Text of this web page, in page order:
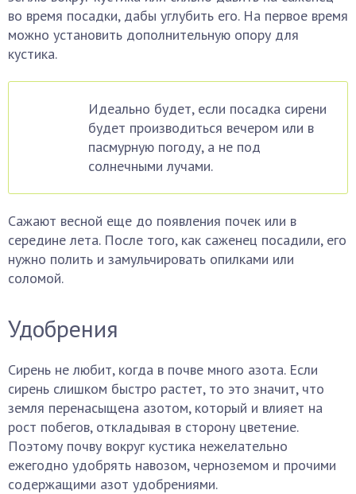
во время посадки, дабы углубить его. На первое время
можно установить дополнительную опору для
кустика.
Идеально будет, если посадка сирени
будет производиться вечером или в
пасмурную погоду, а не под
солнечными лучами.
Сажают весной еще до появления почек или в
середине лета. После того, как саженец посадили, его
нужно полить и замульчировать опилками или
соломой.
Удобрения
Сирень не любит, когда в почве много азота. Если
сирень слишком быстро растет, то это значит, что
земля перенасыщена азотом, который и влияет на
рост побегов, откладывая в сторону цветение.
Поэтому почву вокруг кустика нежелательно
ежегодно удобрять навозом, черноземом и прочими
содержащими азот удобрениями.